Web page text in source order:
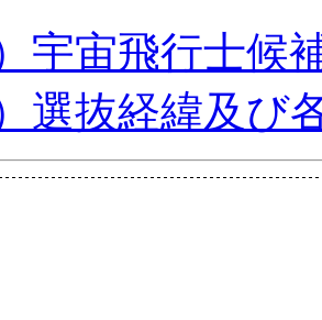
宇宙飛行士候
選抜経緯及